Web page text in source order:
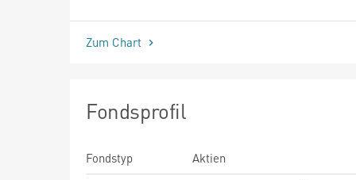
seit Beginn
Zum Chart
Fondsprofil
Fondstyp
Aktien